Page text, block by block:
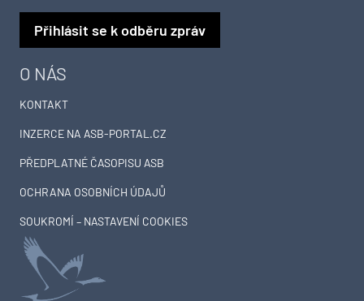
O NÁS
KONTAKT
INZERCE NA ASB-PORTAL.CZ
PŘEDPLATNÉ ČASOPISU ASB
OCHRANA OSOBNÍCH ÚDAJŮ
SOUKROMÍ – NASTAVENÍ COOKIES
Přihlásit se k odběru zpráv